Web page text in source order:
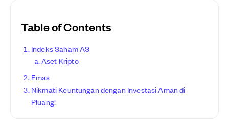
Table of Contents
Indeks Saham AS
Aset Kripto
Emas
Nikmati Keuntungan dengan Investasi Aman di
Pluang!